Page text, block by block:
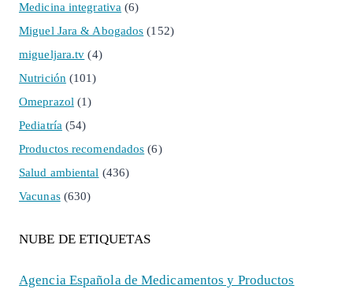
Medicina integrativa (6)
Miguel Jara & Abogados (152)
migueljara.tv (4)
Nutrición (101)
Omeprazol (1)
Pediatría (54)
Productos recomendados (6)
Salud ambiental (436)
Vacunas(630)
NUBE DE ETIQUETAS
Agencia Española de Medicamentos y Productos